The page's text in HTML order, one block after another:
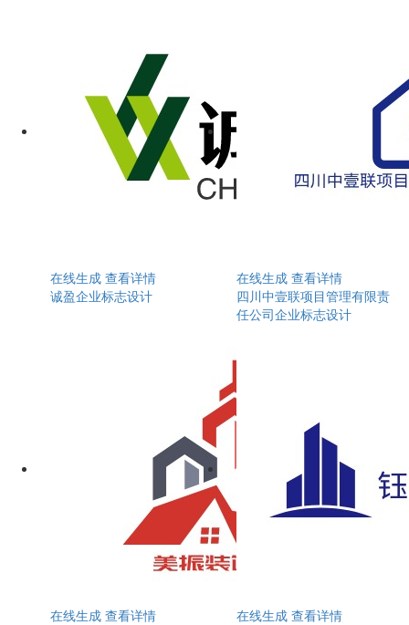
在线生成 查看详情
诚盈企业标志设计
在线生成 查看详情
四川中壹联项目管理有限责
任公司企业标志设计
在线生成 查看详情
在线生成 查看详情